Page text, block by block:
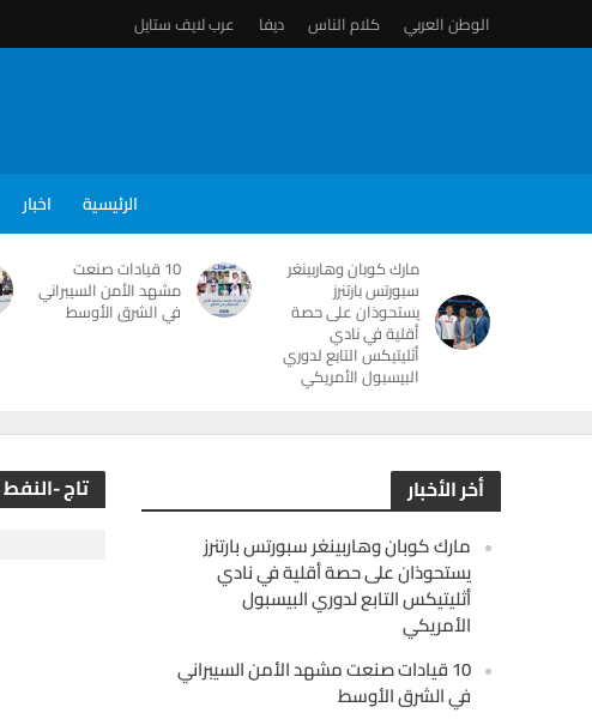
الوطن العربي كلام الناس ديفا عرب لايف ستايل
الرئيسية اخبار
مارك كوبان وهاربينغر
سبورتس بارتنرز
يستحوذان على حصة
أقلية في نادي
أثليتيكس التابع لدوري
البيسبول الأمريكي
10 قيادات صنعت
مشهد الأمن السيبراني
في الشرق الأوسط
تاج -النفط أخر الأخبار
مارك كوبان وهاربينغر سبورتس بارتنرز
يستحوذان على حصة أقلية في نادي
أثليتيكس التابع لدوري البيسبول
الأمريكي
10 قيادات صنعت مشهد الأمن السيبراني
في الشرق الأوسط